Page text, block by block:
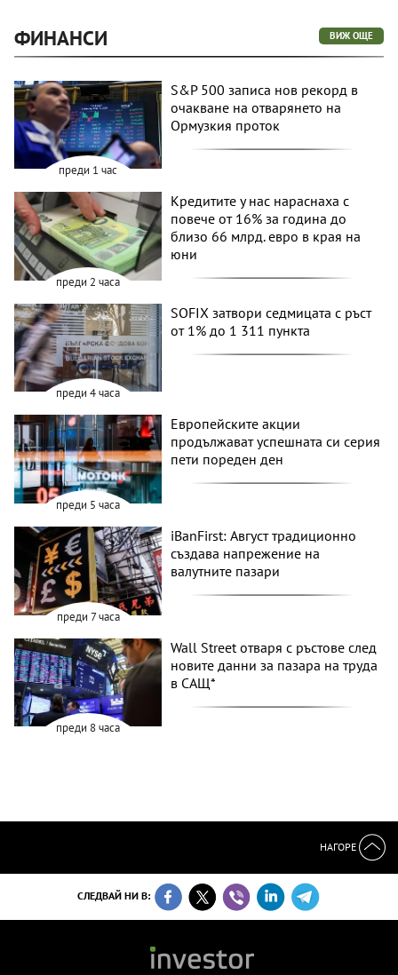
ФИНАНСИ ВИЖ ОЩЕ
преди 1 час
S&P 500 записа нов рекорд в
очакване на отварянето на
Ормузкия проток
преди 2 часа
Кредитите у нас нараснаха с
повече от 16% за година до
близо 66 млрд. евро в края на
юни
преди 4 часа
SOFIX затвори седмицата с ръст
от 1% до 1 311 пункта
преди 5 часа
Европейските акции
продължават успешната си серия
пети пореден ден
преди 7 часа
iBanFirst: Август традиционно
създава напрежение на
валутните пазари
преди 8 часа
Wall Street отваря с ръстове след
новите данни за пазара на труда
в САЩ*
НАГОРЕ
СЛЕДВАЙ НИ В: